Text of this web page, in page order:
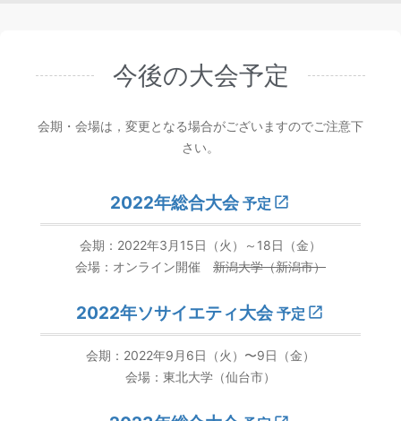
今後の大会予定
会期・会場は，変更となる場合がございますのでご注意下
さい。
2022年総合大会予定
会期：2022年3月15日（火）～18日（金）
会場：オンライン開催 新潟大学（新潟市）
2022年ソサイエティ大会予定
会期：2022年9月6日（火）〜9日（金）
会場：東北大学（仙台市）